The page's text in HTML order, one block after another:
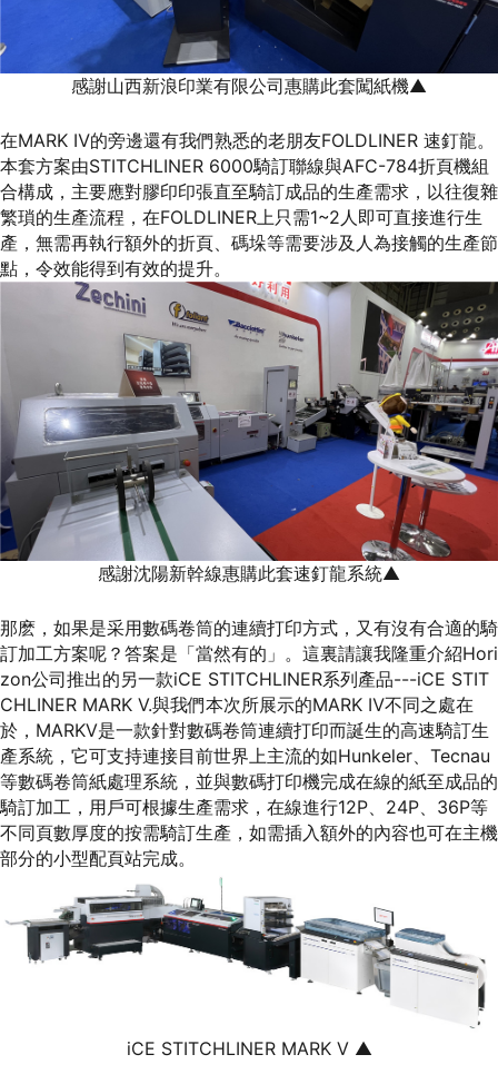
感謝山西新浪印業有限公司惠購此套闖紙機▲
在MARK Ⅳ的旁邊還有我們熟悉的老朋友FOLDLINER 速釘龍。
本套方案由STITCHLINER 6000騎訂聯線與AFC-784折頁機組
合構成，主要應對膠印印張直至騎訂成品的生產需求，以往復雜
繁瑣的生產流程，在FOLDLINER上只需1~2人即可直接進行生
產，無需再執行額外的折頁、碼垛等需要涉及人為接觸的生產節
點，令效能得到有效的提升。
感謝沈陽新幹線惠購此套速釘龍系統▲
那麽，如果是采用數碼卷筒的連續打印方式，又有沒有合適的騎
訂加工方案呢？答案是「當然有的」。這裏請讓我隆重介紹Hori
zon公司推出的另一款iCE STITCHLINER系列產品---iCE STIT
CHLINER MARK Ⅴ.與我們本次所展示的MARK Ⅳ不同之處在
於，MARKⅤ是一款針對數碼卷筒連續打印而誕生的高速騎訂生
產系統，它可支持連接目前世界上主流的如Hunkeler、Tecnau
等數碼卷筒紙處理系統，並與數碼打印機完成在線的紙至成品的
騎訂加工，用戶可根據生產需求，在線進行12P、24P、36P等
不同頁數厚度的按需騎訂生產，如需插入額外的內容也可在主機
部分的小型配頁站完成。
iCE STITCHLINER MARK V ▲